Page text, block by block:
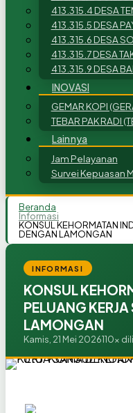
413.315.4 DESA
413.315.5 DESA
413.315.6 DESA
413.315.7 DESA
413.315.9 DESA
INOVASI
GEMAR KOPI
TEBAR PAK RADI
Lainnya
Jam Pelayanan
Survei Kepuasan
Beranda
Informasi
KONSUL KEHORMATAN
DENGAN LAMONGAN
INFORMASI
KONSUL
PELUANG
LAMONGAN
Kamis, 21 Mei 2026110x